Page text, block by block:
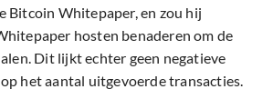
Bitcoin Whitepaper, en zou hij
hosten benaderen om de
Dit lijkt echter geen negatieve
het aantal uitgevoerde transacties.